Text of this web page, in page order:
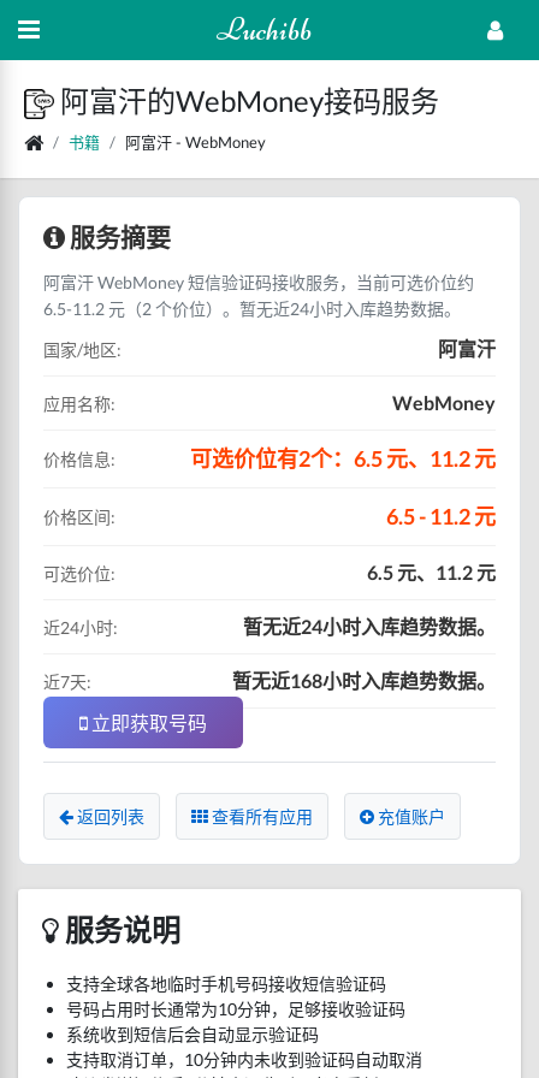
Luchibb
阿富汗的WebMoney接码服务
书籍 阿富汗 - WebMoney
服务摘要
阿富汗 WebMoney 短信验证码接收服务，当前可选价位约
6.5-11.2 元（2 个价位）。暂无近24小时入库趋势数据。
国家/地区:
阿富汗
应用名称: WebMoney
价格信息: 可选价位有2个：6.5 元、11.2 元
价格区间: 6.5 - 11.2 元
可选价位: 6.5 元、11.2 元
近24小时: 暂无近24小时入库趋势数据。
近7天:
暂无近168小时入库趋势数据。
立即获取号码
返回列表 查看所有应用 充值账户
服务说明
支持全球各地临时手机号码接收短信验证码
号码占用时长通常为10分钟，足够接收验证码
系统收到短信后会自动显示验证码
支持取消订单，10分钟内未收到验证码自动取消